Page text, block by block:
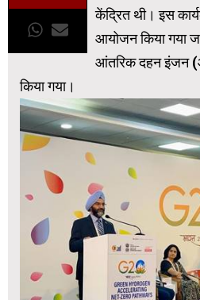
केंद्रित थी। इस
आयोजन किया गया
आंतरिक दहन इंजन
किया गया।